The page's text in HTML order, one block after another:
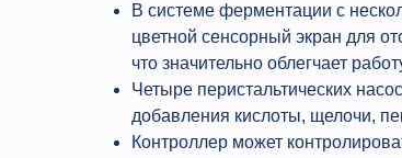
В системе ферментации с
цветной сенсорный экран для
что значительно облегчает
Четыре перистальтических
добавления кислоты, щелочи,
Контроллер может